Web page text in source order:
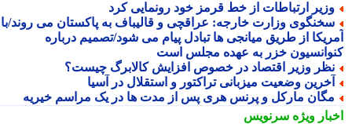
ارتباطات از خط قرمز خود رونمایی کرد
وزارت خارجه: عراقچی و قالیباف به پاکستان می روند/با
از طریق میانجی ها تبادل پیام می شود/تصمیم درباره
خزر به عهده مجلس است
وزیر اقتصاد در خصوص افزایش کالابرگ چیست؟
وضعیت میزبانی تراکتور و استقلال در آسیا
مارکل و پرنس هری پس از مدت ها در یک مراسم خیریه
ویژهسرنویس